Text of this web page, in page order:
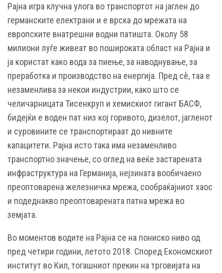
Рајна игра клучна улога во транспортот на јаглен до
германските електрани и е врска до мрежата на
европските внатрешни водни патишта. Околу 58
милиони луѓе живеат во пошироката област на Рајна и
ја користат како вода за пиење, за наводнување, за
преработка и производство на енергија. Пред сè, таа е
незаменлива за некои индустрии, како што се
челичарницата Тисенкруп и хемискиот гигант БАСФ,
бидејќи е воден пат низ кој горивото, дизелот, јагленот
и суровините се транспортираат до нивните
капацитети. Рајна исто така има незаменливо
транспортно значење, со оглед на веќе застарената
инфраструктура на Германија, нејзината вообичаено
преоптоварена железничка мрежа, сообраќајниот хаос
и подеднакво преоптоварената патна мрежа во
земјата.
Во моментов водите на Рајна се на пониско ниво од
пред четири години, летото 2018. Според Економскиот
институт во Кил, тогашниот прекин на трговијата на